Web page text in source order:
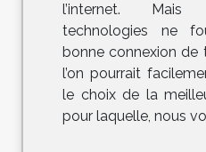
l’internet. Mais
technologies ne
bonne connexion de
l’on pourrait
le choix de la
pour laquelle, nous